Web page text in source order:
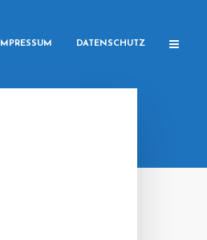
IMPRESSUM DATENSCHUTZ